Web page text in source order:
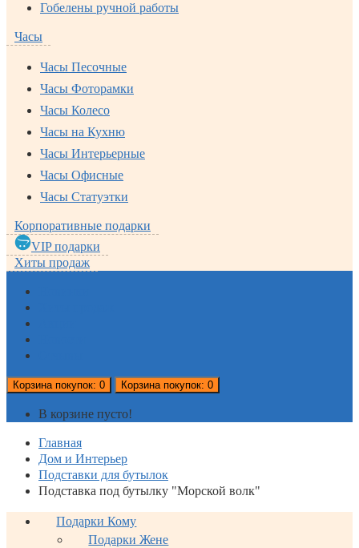
Гобелены ручной работы
Часы
Часы Песочные
Часы Фоторамки
Часы Колесо
Часы на Кухню
Часы Интерьерные
Часы Офисные
Часы Статуэтки
Корпоративные подарки
VIP подарки
Хиты продаж
Корзинапокупок: 0 Корзинапокупок: 0
В корзине пусто!
Главная
Дом и Интерьер
Подставки для бутылок
Подставка под бутылку "Морской волк"
Подарки Кому
Подарки Жене